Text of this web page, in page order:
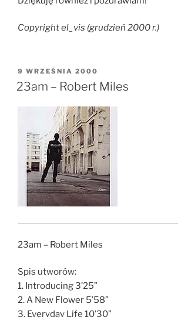
Copyright el_vis (grudzień 2000 r.)
OPUBLIKOWANE
W
9 WRZEŚNIA 2000
23am – Robert Miles
23am – Robert Miles
Spis utworów:
1. Introducing 3’25”
2. A New Flower 5’58”
3. Everyday Life 10’30”